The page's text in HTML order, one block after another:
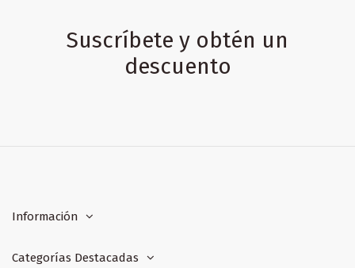
Suscríbete y obtén un
descuento
Información
Categorías Destacadas